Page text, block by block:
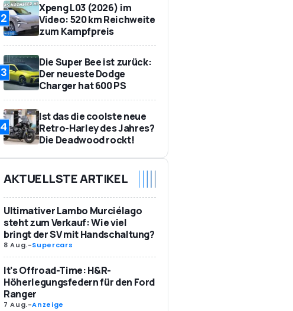
2
Xpeng L03 (2026) im
Video: 520 km Reichweite
zum Kampfpreis
3
Die Super Bee ist zurück:
Der neueste Dodge
Charger hat 600 PS
4
Ist das die coolste neue
Retro-Harley des Jahres?
Die Deadwood rockt!
AKTUELLSTE ARTIKEL
Ultimativer Lambo Murciélago
steht zum Verkauf: Wie viel
bringt der SV mit Handschaltung?
8 Aug.-Supercars
It’s Offroad-Time: H&R-
Höherlegungsfedern für den Ford
Ranger
7 Aug.-Anzeige